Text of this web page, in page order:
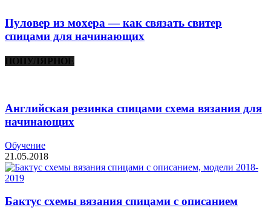
Пуловер из мохера — как связать свитер
спицами для начинающих
ПОПУЛЯРНОЕ
Английская резинка спицами схема вязания для
начинающих
Обучение
21.05.2018
Бактус схемы вязания спицами с описанием